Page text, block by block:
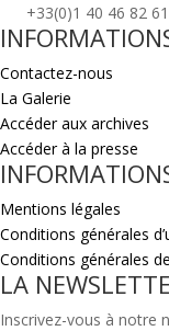
+33(0)1 40 46 82 61
Contactez-nous
La Galerie
Accéder aux archives
Accéder à la presse
Mentions légales
Conditions générales
Conditions générales
LA
Inscrivez-vous à notre